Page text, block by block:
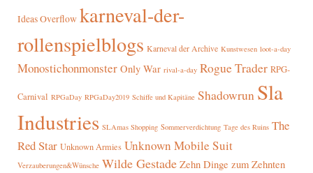
Ideas Overflow karneval-der-
rollenspielblogs Karneval der Archive Kunstwesen loot-a-day
Monostichonmonster Only War rival-a-day Rogue Trader RPG-
Carnival RPGaDay RPGaDay2019 Schiffe und Kapitäne Shadowrun Sla
Industries SLAmas Shopping Sommerverdichtung Tage des Ruins The
Red Star Unknown Armies Unknown Mobile Suit
Verzauberungen&Wünsche Wilde Gestade Zehn Dinge zum Zehnten